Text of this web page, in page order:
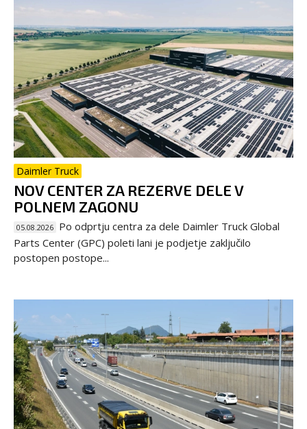
Daimler Truck
NOV CENTER ZA REZERVE DELE V
POLNEM ZAGONU
05.08.2026 Po odprtju centra za dele Daimler Truck Global
Parts Center (GPC) poleti lani je podjetje zaključilo
postopen postope...